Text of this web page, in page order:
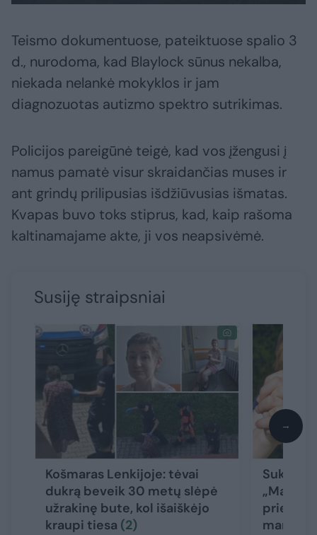
Teismo dokumentuose, pateiktuose spalio 3
d., nurodoma, kad Blaylock sūnus nekalba,
niekada nelankė mokyklos ir jam
diagnozuotas autizmo spektro sutrikimas.
Policijos pareigūnė teigė, kad vos įžengusi į
namus pamatė visur skraidančias muses ir
ant grindų prilipusias išdžiūvusias išmatas.
Kvapas buvo toks stiprus, kad, kaip rašoma
kaltinamajame akte, ji vos neapsivėmė.
Susiję straipsniai
Košmaras Lenkijoje: tėvai
dukrą beveik 30 metų slėpė
užrakinę bute, kol išaiškėjo
kraupi tiesa (2)
„Mano
mano
→